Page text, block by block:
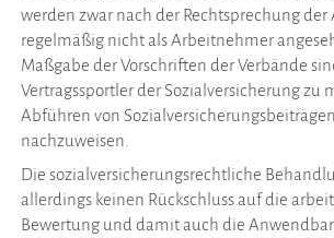
werden zwar nach der Rechtsprechung der
regelmäßig nicht als Arbeitnehmer
Maßgabe der Vorschriften der Verbände
Vertragssportler der Sozialversicherung zu
Abführen von Sozialversicherungsbeiträgen
nachzuweisen.
Die sozialversicherungsrechtliche
allerdings keinen Rückschluss auf die
Bewertung und damit auch die